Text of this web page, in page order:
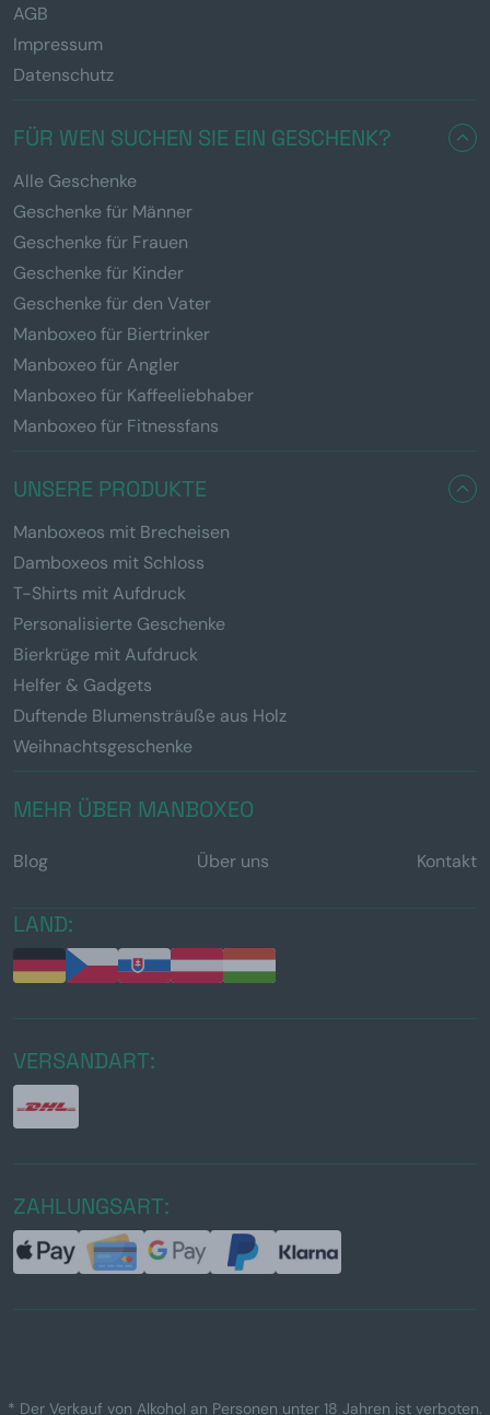
AGB
Impressum
Datenschutz
FÜR WEN SUCHEN SIE EIN GESCHENK?
Alle Geschenke
Geschenke für Männer
Geschenke für Frauen
Geschenke für Kinder
Geschenke für den Vater
Manboxeo für Biertrinker
Manboxeo für Angler
Manboxeo für Kaffeeliebhaber
Manboxeo für Fitnessfans
UNSERE PRODUKTE
Manboxeos mit Brecheisen
Damboxeos mit Schloss
T-Shirts mit Aufdruck
Personalisierte Geschenke
Bierkrüge mit Aufdruck
Helfer & Gadgets
Duftende Blumensträuße aus Holz
Weihnachtsgeschenke
MEHR ÜBER MANBOXEO
Blog Über uns Kontakt
LAND:
VERSANDART:
ZAHLUNGSART:
* Der Verkauf von Alkohol an Personen unter 18 Jahren ist verboten.